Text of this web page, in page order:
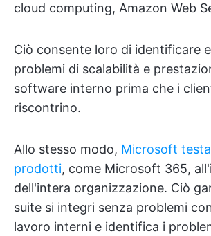
cloud computing, Amazon Web
Ciò consente loro di identificare
problemi di scalabilità e
software interno prima che i
riscontrino.
Allo stesso modo, Microsoft
prodotti, come Microsoft 365,
dell'intera organizzazione. Ciò
suite si integri senza problemi
lavoro interni e identifica i